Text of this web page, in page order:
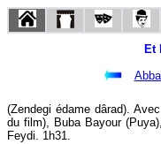
Et
(Zendegi édame dârad).
du film), Buba Bayour
Feydi. 1h31.